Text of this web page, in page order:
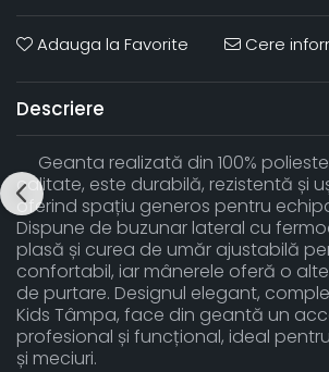
Adauga la Favorite Cere
Descriere
Geanta realizată din 100%
calitate, este durabilă, rezistentă și
oferind spațiu generos pentru
Dispune de buzunar lateral cu
plasă și curea de umăr ajustabilă
confortabil, iar mânerele oferă o
de purtare. Designul elegant,
Kids Tâmpa, face din geantă un
profesional și funcțional, ideal
și meciuri.